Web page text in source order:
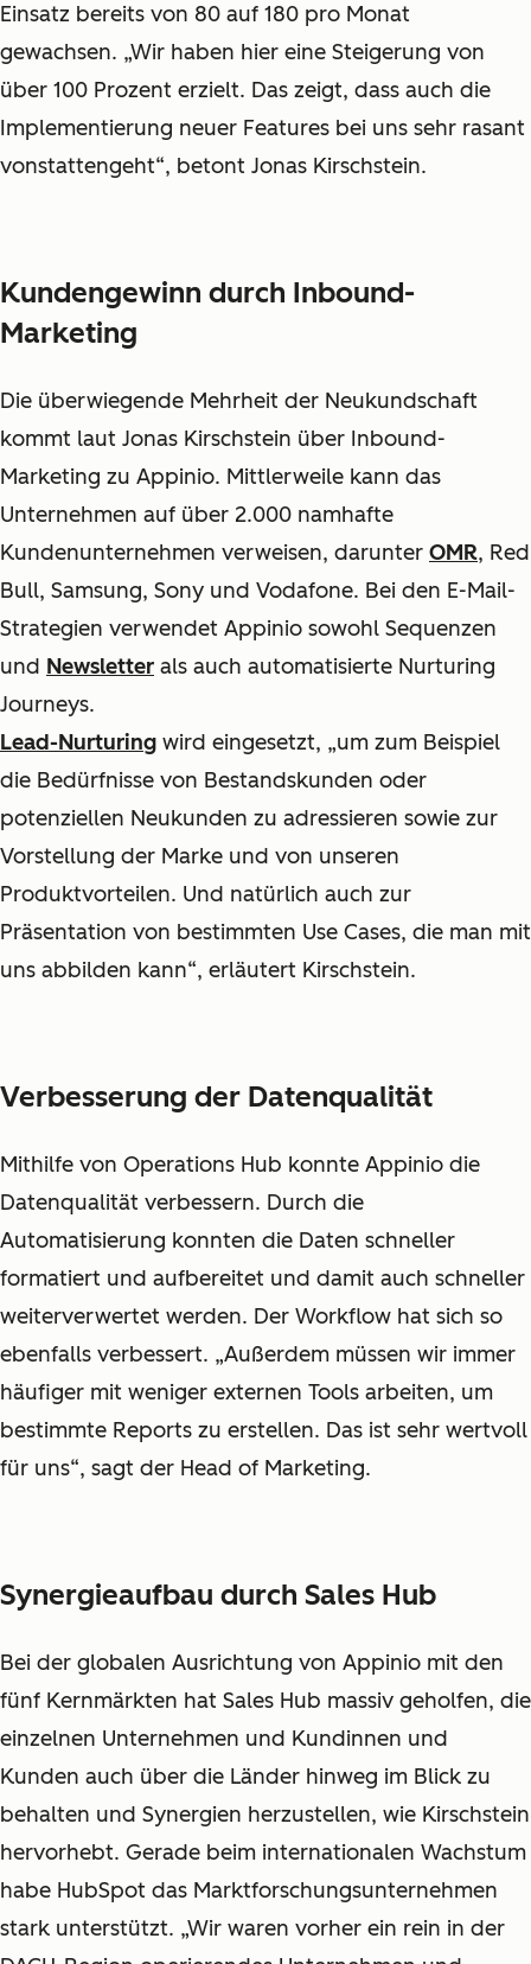
Einsatz bereits von 80 auf 180 pro Monat
gewachsen. „Wir haben hier eine Steigerung von
über 100 Prozent erzielt. Das zeigt, dass auch die
Implementierung neuer Features bei uns sehr rasant
vonstattengeht“, betont Jonas Kirschstein.
Kundengewinn durch Inbound-
Marketing
Die überwiegende Mehrheit der Neukundschaft
kommt laut Jonas Kirschstein über Inbound-
Marketing zu Appinio. Mittlerweile kann das
Unternehmen auf über 2.000 namhafte
Kundenunternehmen verweisen, darunter OMR, Red
Bull, Samsung, Sony und Vodafone. Bei den E-Mail-
Strategien verwendet Appinio sowohl Sequenzen
und Newsletter als auch automatisierte Nurturing
Journeys.
Lead-Nurturing wird eingesetzt, „um zum Beispiel
die Bedürfnisse von Bestandskunden oder
potenziellen Neukunden zu adressieren sowie zur
Vorstellung der Marke und von unseren
Produktvorteilen. Und natürlich auch zur
Präsentation von bestimmten Use Cases, die man mit
uns abbilden kann“, erläutert Kirschstein.
Verbesserung der Datenqualität
Mithilfe von Operations Hub konnte Appinio die
Datenqualität verbessern. Durch die
Automatisierung konnten die Daten schneller
formatiert und aufbereitet und damit auch schneller
weiterverwertet werden. Der Workflow hat sich so
ebenfalls verbessert. „Außerdem müssen wir immer
häufiger mit weniger externen Tools arbeiten, um
bestimmte Reports zu erstellen. Das ist sehr wertvoll
für uns“, sagt der Head of Marketing.
Synergieaufbau durch Sales Hub
Bei der globalen Ausrichtung von Appinio mit den
fünf Kernmärkten hat Sales Hub massiv geholfen, die
einzelnen Unternehmen und Kundinnen und
Kunden auch über die Länder hinweg im Blick zu
behalten und Synergien herzustellen, wie Kirschstein
hervorhebt. Gerade beim internationalen Wachstum
habe HubSpot das Marktforschungsunternehmen
stark unterstützt. „Wir waren vorher ein rein in der